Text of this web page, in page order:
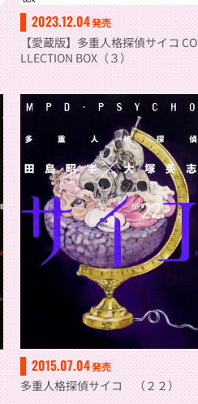
2023.12.04発売
【愛蔵版】多重人格探偵サイコ CO
LLECTION BOX（３）
2015.07.04発売
多重人格探偵サイコ （２２）